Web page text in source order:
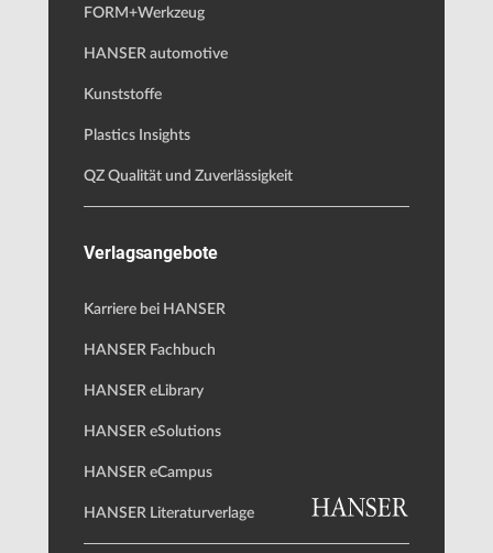
FORM+Werkzeug
HANSER automotive
Kunststoffe
Plastics Insights
QZ Qualität und Zuverlässigkeit
Verlagsangebote
Karriere bei HANSER
HANSER Fachbuch
HANSER eLibrary
HANSER eSolutions
HANSER eCampus
HANSER Literaturverlage